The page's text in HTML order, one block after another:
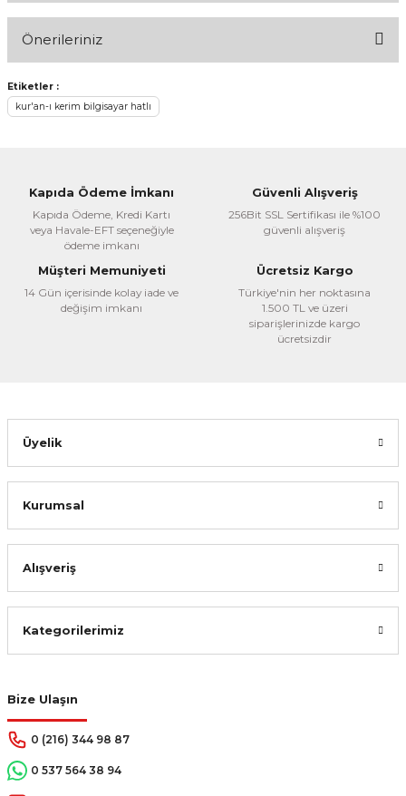
Önerileriniz
Bu ürünün fiyat bilgisi, resim, ürün açıklamalarında ve diğer
konularda yetersiz gördüğünüz noktaları öneri formunu
kullanarak tarafımıza iletebilirsiniz.
Ürün resmi kalitesiz, bozuk veya görüntülenemiyor.
Ürün açıklamasında eksik bilgiler bulunuyor.
Ürün bilgilerinde hatalar bulunuyor.
Etiketler :
kur'an-ı kerim bilgisayar hatlı
Kapıda Ödeme İmkanı
Kapıda Ödeme, Kredi Kartı
veya Havale-EFT seçeneğiyle
ödeme imkanı
Güvenli Alışveriş
256Bit SSL Sertifikası ile %100
güvenli alışveriş
Müşteri Memuniyeti
14 Gün içerisinde kolay iade ve
değişim imkanı
Ücretsiz Kargo
Türkiye'nin her noktasına
1.500 TL ve üzeri
siparişlerinizde kargo
ücretsizdir
Bize Ulaşın
0 (216) 344 98 87
0 537 564 38 94
Üyelik
Kurumsal
Alışveriş
Kategorilerimiz